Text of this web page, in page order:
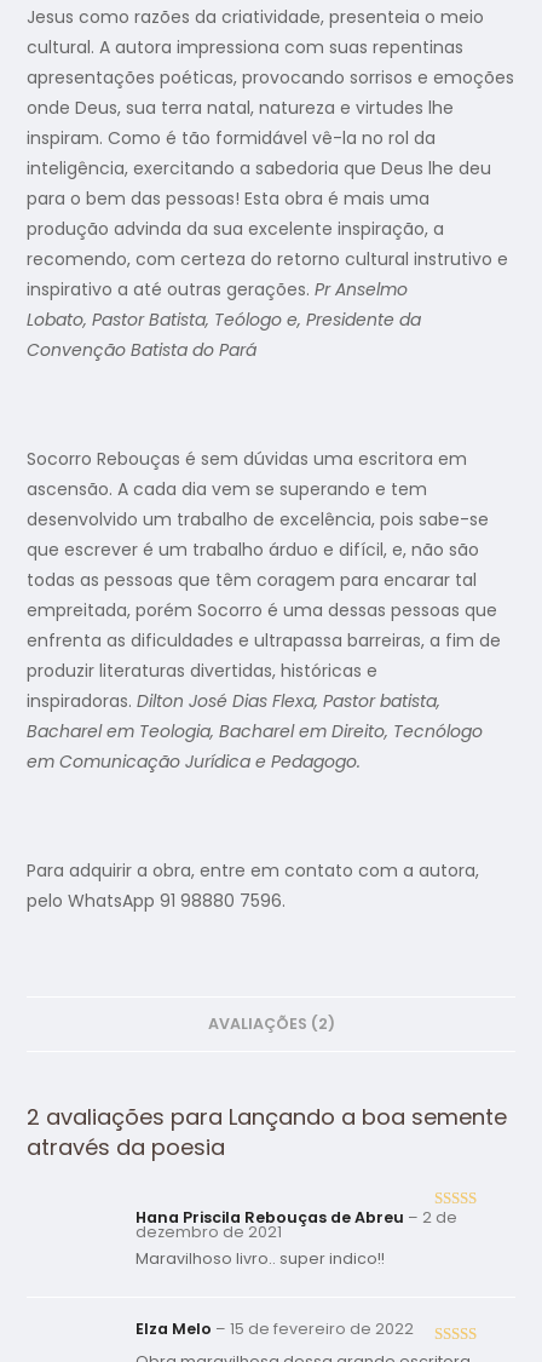
clientes
Jesus como razões da criatividade, presenteia o meio
cultural. A autora impressiona com suas repentinas
apresentações poéticas, provocando sorrisos e emoções
onde Deus, sua terra natal, natureza e virtudes lhe
inspiram. Como é tão formidável vê-la no rol da
inteligência, exercitando a sabedoria que Deus lhe deu
para o bem das pessoas!Esta obra é mais uma
produção advinda da sua excelente inspiração, a
recomendo, com certeza do retorno cultural instrutivo e
inspirativo a até outras gerações.Pr Anselmo
Lobato,Pastor Batista, Teólogo e,Presidente da
Convenção Batista do Pará
Socorro Rebouças é sem dúvidas uma escritora em
ascensão. A cada dia vem se superando e tem
desenvolvido um trabalho de excelência, pois sabe-se
que escrever é um trabalho árduo e difícil, e, não são
todas as pessoas que têm coragem para encarar tal
empreitada, porém Socorro é uma dessas pessoas que
enfrenta as dificuldades e ultrapassa barreiras, a fim de
produzir literaturas divertidas, históricas e
inspiradoras.Dilton José Dias Flexa,Pastor batista,
Bacharel em Teologia, Bacharel em Direito, Tecnólogo
em Comunicação Jurídica e Pedagogo.
Para adquirir a obra, entre em contato com a autora,
pelo WhatsApp 91 98880 7596.
AVALIAÇÕES (2)
2 avaliações para Lançando a boa semente
através da poesia
Avaliação
Hana Priscila Rebouças de Abreu – 2 de
dezembro de 2021
Maravilhoso livro.. super indico!!
Avaliação
Elza Melo – 15 de fevereiro de 2022